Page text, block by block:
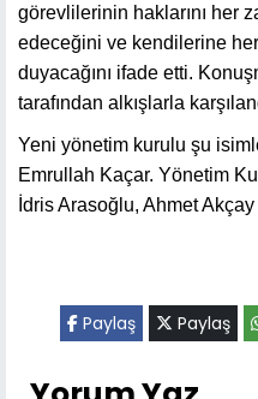
görevlilerinin haklarını her
edeceğini ve kendilerine
duyacağını ifade etti.
tarafından alkışlarla
Yeni yönetim kurulu şu
Emrullah Kaçar. Yönetim
İdris Arasoğlu, Ahmet
Paylaş Paylaş